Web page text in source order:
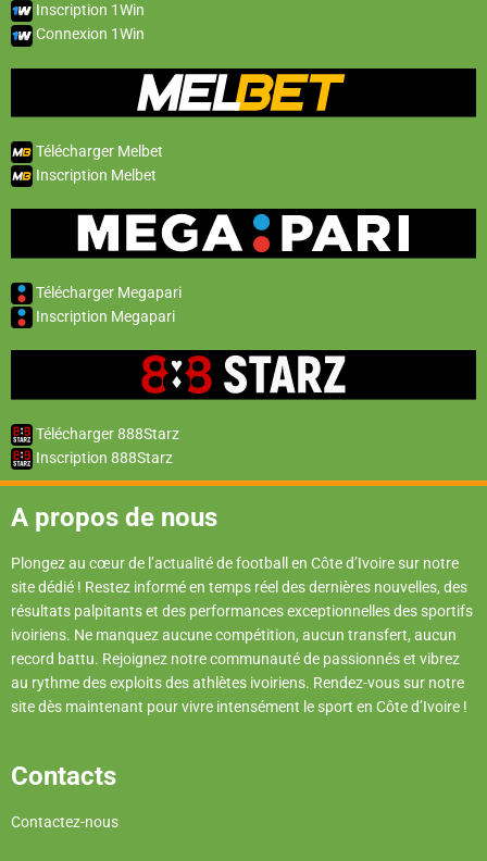
Inscription 1Win
Connexion 1Win
Télécharger Melbet
Inscription Melbet
Télécharger Megapari
Inscription Megapari
Télécharger 888Starz
Inscription 888Starz
A propos de nous
Plongez au cœur de l’actualité de football en Côte d’Ivoire sur notre
site dédié ! Restez informé en temps réel des dernières nouvelles, des
résultats palpitants et des performances exceptionnelles des sportifs
ivoiriens. Ne manquez aucune compétition, aucun transfert, aucun
record battu. Rejoignez notre communauté de passionnés et vibrez
au rythme des exploits des athlètes ivoiriens. Rendez-vous sur notre
site dès maintenant pour vivre intensément le sport en Côte d’Ivoire !
Contacts
Contactez-nous